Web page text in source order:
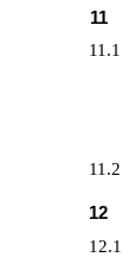
11
11.1
11.2
12
12.1